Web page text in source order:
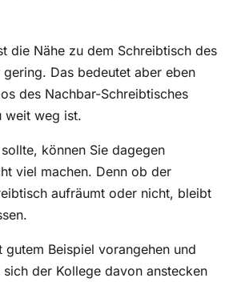
die Nähe zu dem Schreibtisch des
Das bedeutet aber eben
des Nachbar-Schreibtisches
weit weg ist.
können Sie dagegen
viel machen. Denn ob der
aufräumt oder nicht, bleibt
gutem Beispiel vorangehen und
der Kollege davon anstecken